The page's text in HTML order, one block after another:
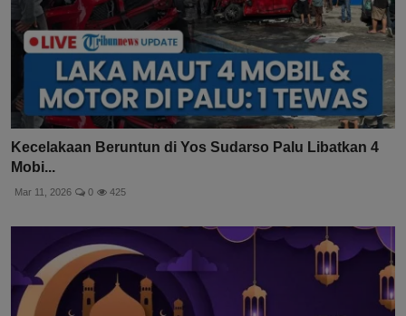
Kecelakaan Beruntun di Yos Sudarso Palu Libatkan 4
Mobi...
Mar 11, 2026 0 425